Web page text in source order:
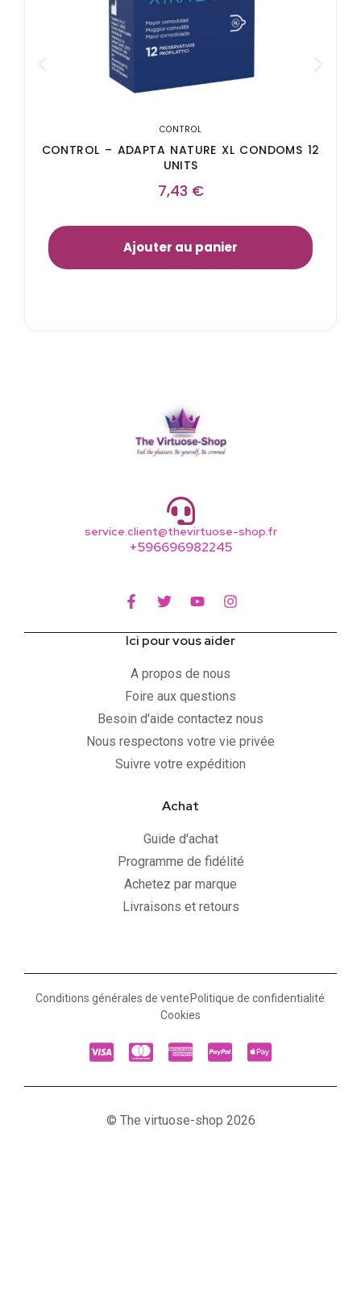
CONTROL
CONTROL – ADAPTA NATURE XL CONDOMS 12
UNITS
7,43 €
Ajouter au panier
service.client@thevirtuose-shop.fr
+596696982245
Ici pour vous aider
A propos de nous
Foire aux questions
Besoin d'aide contactez nous
Nous respectons votre vie privée
Suivre votre expédition
Achat
Guide d'achat
Programme de fidélité
Achetez par marque
Livraisons et retours
Conditions générales de vente Politique de confidentialité
Cookies
© The virtuose-shop 2026